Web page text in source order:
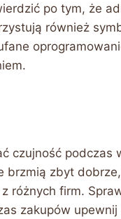
po tym, że
również
czujność
brzmią zbyt
różnych firm.
zakupów